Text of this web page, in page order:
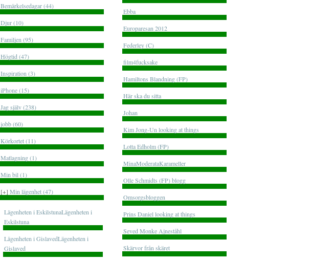
Bemärkelsedagar (44)
Djur (10)
Familjen (95)
Högtid (47)
Inspiration (3)
iPhone (15)
Jag själv (238)
jobb (60)
Körkortet (11)
Matlagning (1)
Min bil (1)
[+] Min lägenhet (47)
Lägenheten i EskilstunaLägenheten i
Eskilstuna
Lägenheten i GislavedLägenheten i
Gislaved
Ebba
Europaresan 2012
Federley (C)
film4fucksake
Hamiltons Blandning (FP)
Här ska du sitta
Johan
Kim Jong-Un looking at things
Lotta Edholm (FP)
MinaModerataKarameller
Olle Schmidts (FP) blogg
Omsorgsbloggen
Prins Daniel looking at things
Seved Monke Ajneståhl
Skärvor från skäret